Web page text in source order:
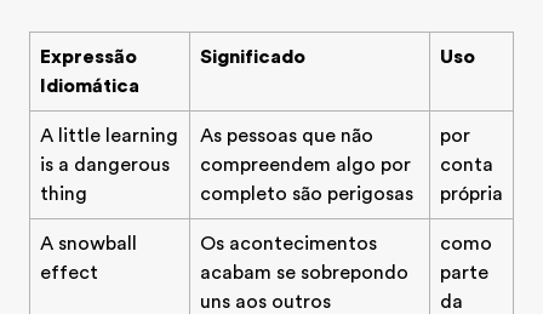
Expressão
Idiomática
Significado Uso
A little learning
is a dangerous
thing
As pessoas que não
compreendem algo por
completo são perigosas
por
conta
própria
A snowball
effect
Os acontecimentos
acabam se sobrepondo
uns aos outros
como
parte
da